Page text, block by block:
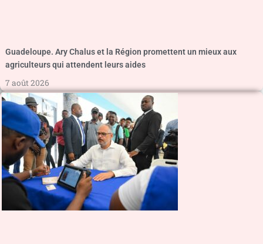
Guadeloupe. Ary Chalus et la Région promettent un mieux aux
agriculteurs qui attendent leurs aides
7 août 2026